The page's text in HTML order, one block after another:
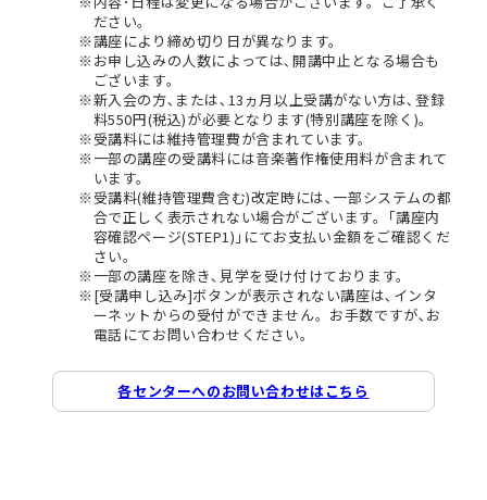
ださい。
講座により締め切り日が異なります。
お申し込みの人数によっては､開講中止となる場合も
ございます。
新入会の方､または､13ヵ月以上受講がない方は､登録
料550円(税込)が必要となります(特別講座を除く)。
受講料には維持管理費が含まれています。
一部の講座の受講料には音楽著作権使用料が含まれて
います。
受講料(維持管理費含む)改定時には､一部システムの都
合で正しく表示されない場合がございます。｢講座内
容確認ページ(STEP1)｣にてお支払い金額をご確認くだ
さい。
一部の講座を除き､見学を受け付けております。
[受講申し込み]ボタンが表示されない講座は､インタ
ーネットからの受付ができません。お手数ですが､お
電話にてお問い合わせください。
各センターへのお問い合わせはこちら